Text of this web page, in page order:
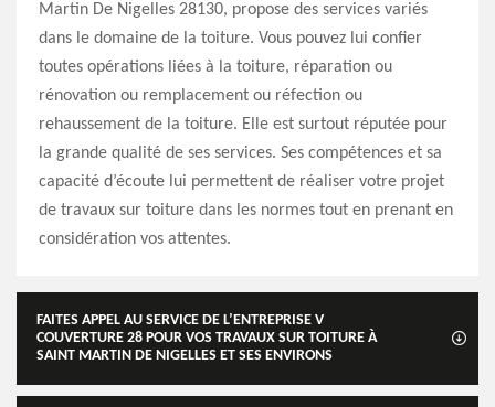
Martin De Nigelles 28130, propose des services variés
dans le domaine de la toiture. Vous pouvez lui confier
toutes opérations liées à la toiture, réparation ou
rénovation ou remplacement ou réfection ou
rehaussement de la toiture. Elle est surtout réputée pour
la grande qualité de ses services. Ses compétences et sa
capacité d’écoute lui permettent de réaliser votre projet
de travaux sur toiture dans les normes tout en prenant en
considération vos attentes.
FAITES APPEL AU SERVICE DE L’ENTREPRISE V
COUVERTURE 28 POUR VOS TRAVAUX SUR TOITURE À
SAINT MARTIN DE NIGELLES ET SES ENVIRONS